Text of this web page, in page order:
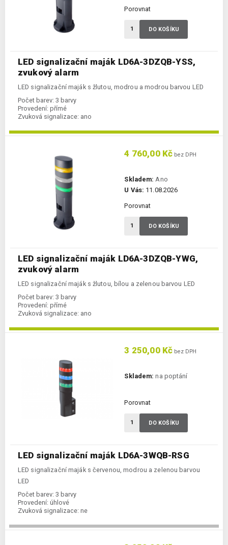
LED signalizační maják LD6A-3DZQB-YSS,
zvukový alarm
LED signalizační maják s žlutou, modrou a modrou barvou LED
Počet barev: 3 barvy
Provedení: přímé
Zvuková signalizace: ano
Porovnat
DO KOŠÍKU
LED signalizační maják LD6A-3DZQB-YWG,
zvukový alarm
LED signalizační maják s žlutou, bílou a zelenou barvou LED
Počet barev: 3 barvy
Provedení: přímé
Zvuková signalizace: ano
4 760,00 Kč bez DPH
Skladem: Ano
U Vás: 11.08.2026
Porovnat
DO KOŠÍKU
LED signalizační maják LD6A-3WQB-RSG
LED signalizační maják s červenou, modrou a zelenou barvou
LED
Počet barev: 3 barvy
Provedení: úhlové
Zvuková signalizace: ne
3 250,00 Kč bez DPH
Skladem: na poptání
Porovnat
DO KOŠÍKU